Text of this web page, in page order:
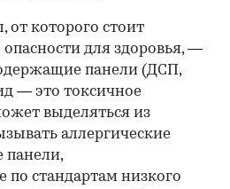
которого стоит
опасности для здоровья, —
панели (ДСП,
— это токсичное
выделяться из
аллергические
панели,
стандартам низкого